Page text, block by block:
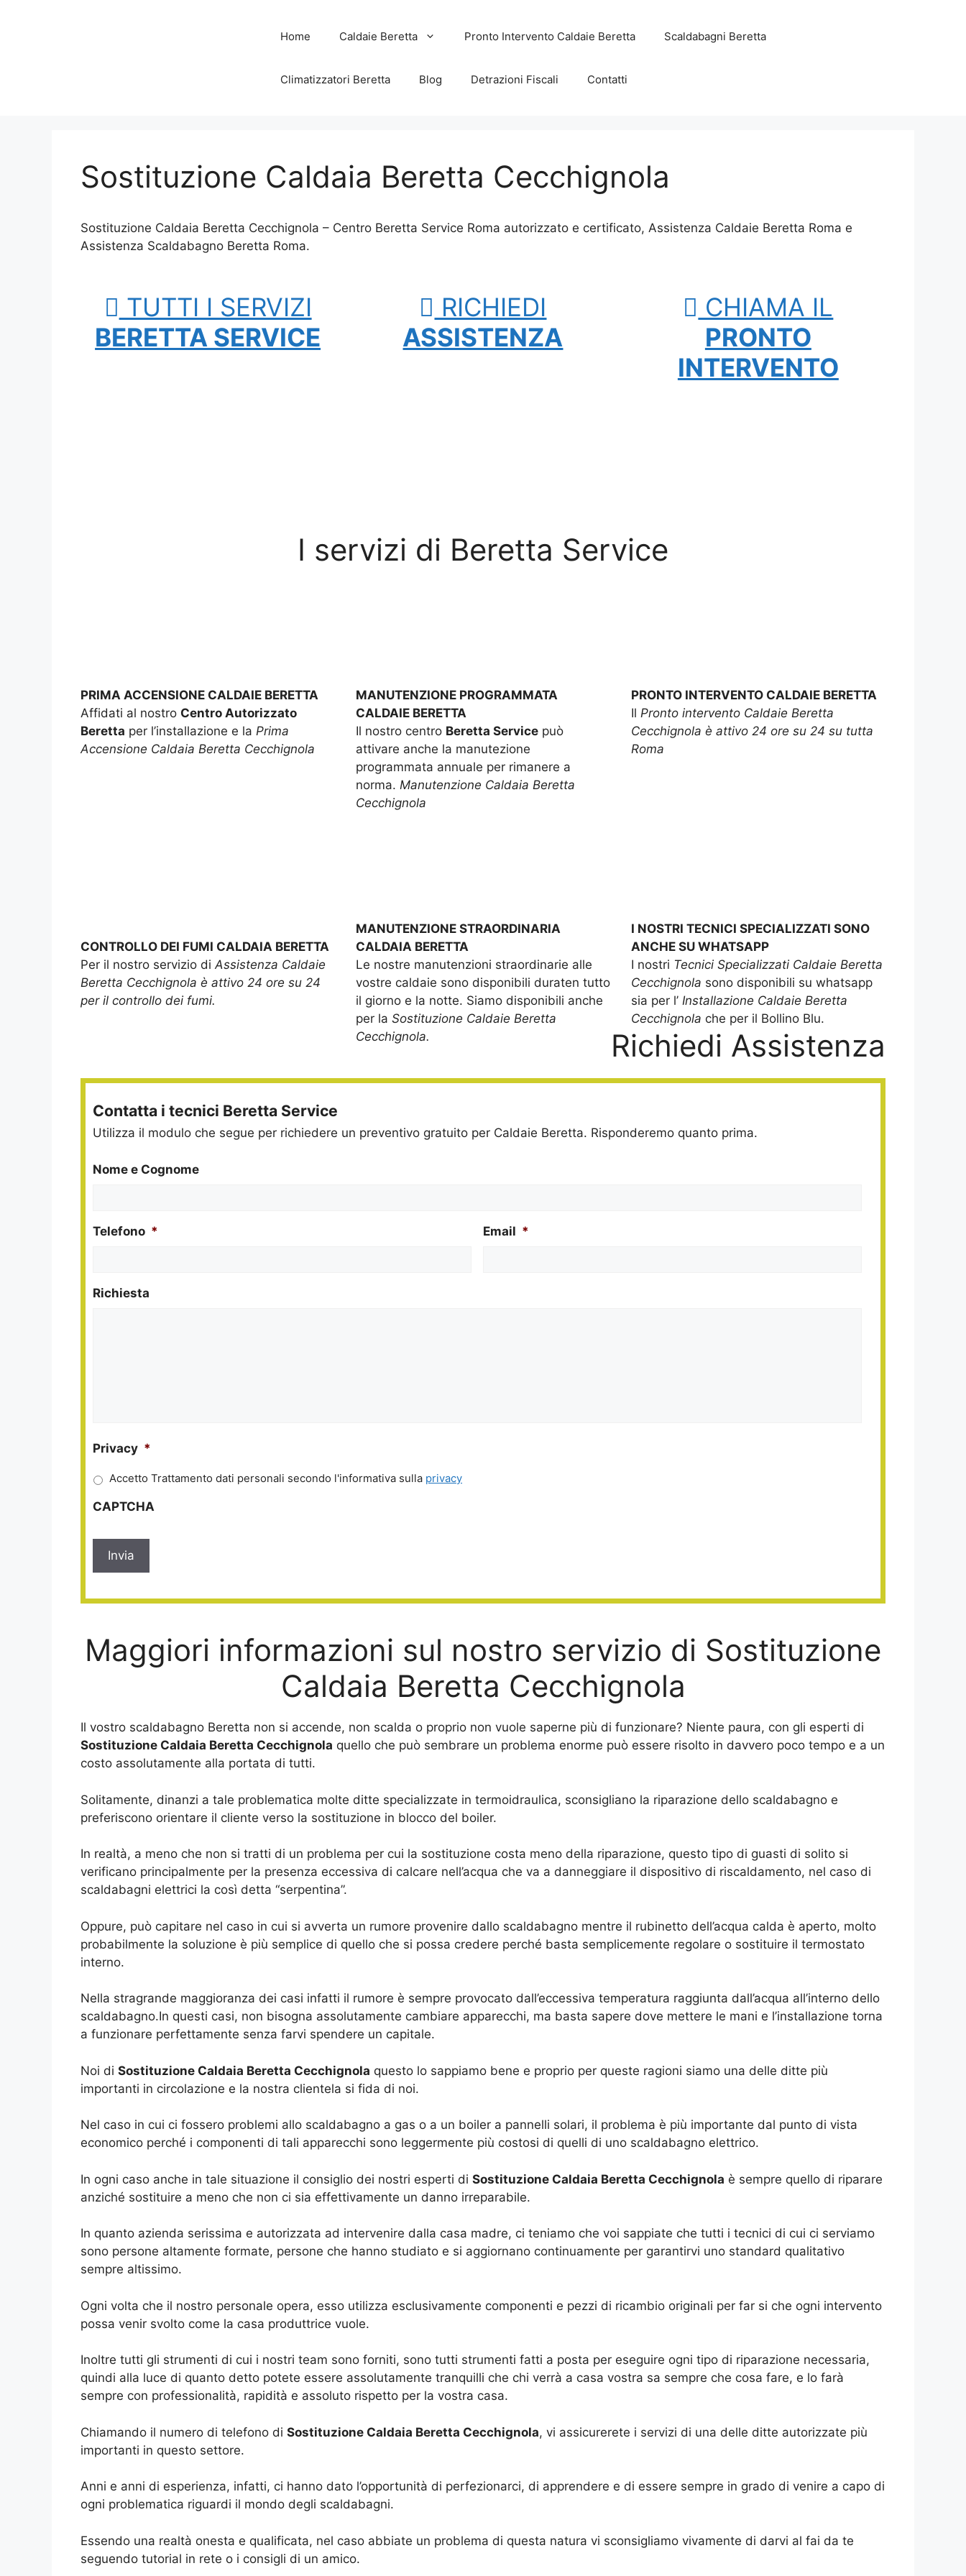
Home Caldaie Beretta Pronto Intervento Caldaie Beretta Scaldabagni Beretta
Climatizzatori Beretta Blog Detrazioni Fiscali Contatti
Sostituzione Caldaia Beretta Cecchignola
Sostituzione Caldaia Beretta Cecchignola – Centro Beretta Service Roma autorizzato e certificato, Assistenza Caldaie Beretta Roma e
Assistenza Scaldabagno Beretta Roma.
TUTTI I SERVIZI
BERETTA SERVICE
RICHIEDI
ASSISTENZA
CHIAMA IL
PRONTO
INTERVENTO
I servizi di Beretta Service
PRIMA ACCENSIONE CALDAIE BERETTA
Affidati al nostro Centro Autorizzato
Beretta per l’installazione e la Prima
Accensione Caldaia Beretta Cecchignola
MANUTENZIONE PROGRAMMATA
CALDAIE BERETTA
Il nostro centro Beretta Servicepuò
attivare anche la manutezione
programmata annuale per rimanere a
norma. Manutenzione Caldaia Beretta
Cecchignola
PRONTO INTERVENTO CALDAIE BERETTA
Il Pronto intervento Caldaie Beretta
Cecchignola è attivo 24 ore su 24 su tutta
Roma
CONTROLLO DEI FUMI CALDAIA BERETTA
Per il nostro servizio diAssistenza Caldaie
Beretta Cecchignola è attivo 24 ore su 24
per il controllo dei fumi.
MANUTENZIONE STRAORDINARIA
CALDAIA BERETTA
Le nostre manutenzioni straordinarie alle
vostre caldaie sono disponibili duraten tutto
il giorno e la notte. Siamo disponibili anche
per la Sostituzione Caldaie Beretta
Cecchignola.
I NOSTRI TECNICI SPECIALIZZATI SONO
ANCHE SU WHATSAPP
I nostri Tecnici Specializzati Caldaie Beretta
Cecchignola sono disponibili su whatsapp
sia per l’ Installazione Caldaie Beretta
Cecchignola che per il Bollino Blu.
Richiedi Assistenza
Contatta i tecnici Beretta Service
Utilizza il modulo che segue per richiedere un preventivo gratuito per Caldaie Beretta. Risponderemo quanto prima.
Nome e Cognome
Telefono * Email *
Richiesta
Privacy *
Accetto Trattamento dati personali secondo l'informativa sulla privacy
CAPTCHA
Maggiori informazioni sul nostro servizio di Sostituzione
Caldaia Beretta Cecchignola
Il vostro scaldabagno Beretta non si accende, non scalda o proprio non vuole saperne più di funzionare? Niente paura, con gli esperti di
Sostituzione Caldaia Beretta Cecchignola quello che può sembrare un problema enorme può essere risolto in davvero poco tempo e a un
costo assolutamente alla portata di tutti.
Solitamente, dinanzi a tale problematica molte ditte specializzate in termoidraulica, sconsigliano la riparazione dello scaldabagno e
preferiscono orientare il cliente verso la sostituzione in blocco del boiler.
In realtà, a meno che non si tratti di un problema per cui la sostituzione costa meno della riparazione, questo tipo di guasti di solito si
verificano principalmente per la presenza eccessiva di calcare nell’acqua che va a danneggiare il dispositivo di riscaldamento, nel caso di
scaldabagni elettrici la così detta “serpentina”.
Oppure, può capitare nel caso in cui si avverta un rumore provenire dallo scaldabagno mentre il rubinetto dell’acqua calda è aperto, molto
probabilmente la soluzione è più semplice di quello che si possa credere perché basta semplicemente regolare o sostituire il termostato
interno.
Nella stragrande maggioranza dei casi infatti il rumore è sempre provocato dall’eccessiva temperatura raggiunta dall’acqua all’interno dello
scaldabagno.In questi casi, non bisogna assolutamente cambiare apparecchi, ma basta sapere dove mettere le mani e l’installazione torna
a funzionare perfettamente senza farvi spendere un capitale.
Noi di Sostituzione Caldaia Beretta Cecchignola questo lo sappiamo bene e proprio per queste ragioni siamo una delle ditte più
importanti in circolazione e la nostra clientela si fida di noi.
Nel caso in cui ci fossero problemi allo scaldabagno a gas o a un boiler a pannelli solari, il problema è più importante dal punto di vista
economico perché i componenti di tali apparecchi sono leggermente più costosi di quelli di uno scaldabagno elettrico.
In ogni caso anche in tale situazione il consiglio dei nostri esperti di Sostituzione Caldaia Beretta Cecchignola è sempre quello di riparare
anziché sostituire a meno che non ci sia effettivamente un danno irreparabile.
In quanto azienda serissima e autorizzata ad intervenire dalla casa madre, ci teniamo che voi sappiate che tutti i tecnici di cui ci serviamo
sono persone altamente formate, persone che hanno studiato e si aggiornano continuamente per garantirvi uno standard qualitativo
sempre altissimo.
Ogni volta che il nostro personale opera, esso utilizza esclusivamente componenti e pezzi di ricambio originali per far si che ogni intervento
possa venir svolto come la casa produttrice vuole.
Inoltre tutti gli strumenti di cui i nostri team sono forniti, sono tutti strumenti fatti a posta per eseguire ogni tipo di riparazione necessaria,
quindi alla luce di quanto detto potete essere assolutamente tranquilli che chi verrà a casa vostra sa sempre che cosa fare, e lo farà
sempre con professionalità, rapidità e assoluto rispetto per la vostra casa.
Chiamando il numero di telefono di Sostituzione Caldaia Beretta Cecchignola, vi assicurerete i servizi di una delle ditte autorizzate più
importanti in questo settore.
Anni e anni di esperienza, infatti, ci hanno dato l’opportunità di perfezionarci, di apprendere e di essere sempre in grado di venire a capo di
ogni problematica riguardi il mondo degli scaldabagni.
Essendo una realtà onesta e qualificata, nel caso abbiate un problema di questa natura vi sconsigliamo vivamente di darvi al fai da te
seguendo tutorial in rete o i consigli di un amico.